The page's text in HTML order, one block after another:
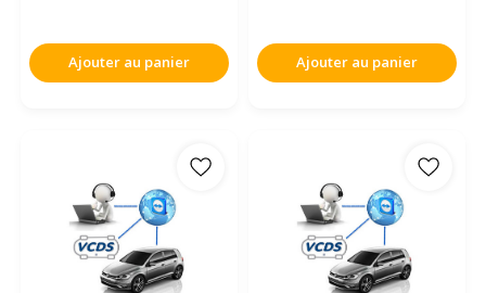
Ajouter au panier Ajouter au panier